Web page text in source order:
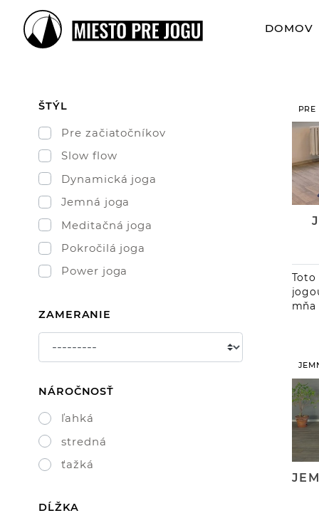
DOMOV
ŠTÝL
Pre začiatočníkov
Slow flow
Dynamická joga
Jemná joga
Meditačná joga
Pokročilá joga
Power joga
ZAMERANIE
NÁROČNOSŤ
ľahká
stredná
ťažká
DĹŽKA
mňa